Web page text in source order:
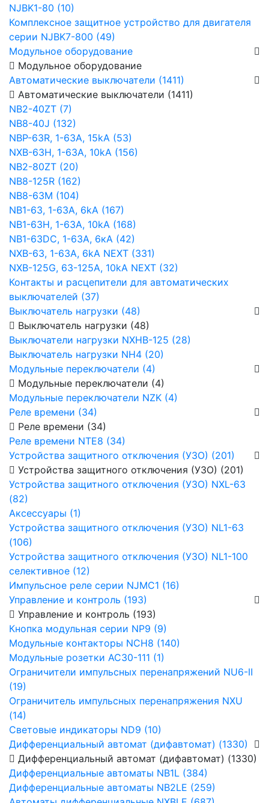
NJBK1-80 (10)
Комплексное защитное устройство для двигателя
серии NJBK7-800 (49)
Модульное оборудование
Модульное оборудование
Автоматические выключатели (1411)
Автоматические выключатели (1411)
NB2-40ZT (7)
NB8-40J (132)
NBP-63R, 1-63A, 15kA (53)
NXB-63H, 1-63A, 10kA (156)
NB2-80ZT (20)
NB8-125R (162)
NB8-63М (104)
NB1-63, 1-63А, 6kA (167)
NB1-63H, 1-63А, 10kA (168)
NB1-63DC, 1-63А, 6кА (42)
NXB-63, 1-63А, 6kA NEXT (331)
NXB-125G, 63-125А, 10kA NEXT (32)
Контакты и расцепители для автоматических
выключателей (37)
Выключатель нагрузки (48)
Выключатель нагрузки (48)
Выключатели нагрузки NXHB-125 (28)
Выключатель нагрузки NH4 (20)
Модульные переключатели (4)
Модульные переключатели (4)
Модульные переключатели NZK (4)
Реле времени (34)
Реле времени (34)
Реле времени NTE8 (34)
Устройства защитного отключения (УЗО) (201)
Устройства защитного отключения (УЗО) (201)
Устройства защитного отключения (УЗО) NXL-63
(82)
Аксессуары (1)
Устройства защитного отключения (УЗО) NL1-63
(106)
Устройства защитного отключения (УЗО) NL1-100
селективное (12)
Импульсное реле серии NJMC1 (16)
Управление и контроль (193)
Управление и контроль (193)
Кнопка модульная серии NP9 (9)
Модульные контакторы NCH8 (140)
Модульные розетки AC30-111 (1)
Ограничители импульсных перенапряжений NU6-Ⅱ
(19)
Ограничитель импульсных перенапряжения NXU
(14)
Световые индикаторы ND9 (10)
Дифференциальный автомат (дифавтомат) (1330)
Дифференциальный автомат (дифавтомат) (1330)
Дифференциальные автоматы NB1L (384)
Дифференциальные автоматы NB2LE (259)